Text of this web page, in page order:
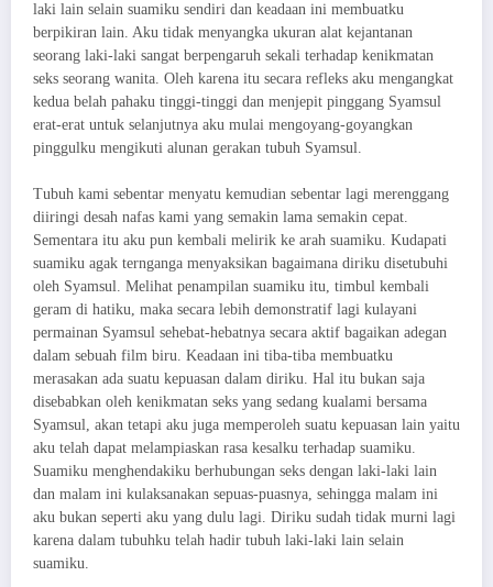
laki lain selain suamiku sendiri dan keadaan ini membuatku
berpikiran lain. Aku tidak menyangka ukuran alat kejantanan
seorang laki-laki sangat berpengaruh sekali terhadap kenikmatan
seks seorang wanita. Oleh karena itu secara refleks aku mengangkat
kedua belah pahaku tinggi-tinggi dan menjepit pinggang Syamsul
erat-erat untuk selanjutnya aku mulai mengoyang-goyangkan
pinggulku mengikuti alunan gerakan tubuh Syamsul.
Tubuh kami sebentar menyatu kemudian sebentar lagi merenggang
diiringi desah nafas kami yang semakin lama semakin cepat.
Sementara itu aku pun kembali melirik ke arah suamiku. Kudapati
suamiku agak ternganga menyaksikan bagaimana diriku disetubuhi
oleh Syamsul. Melihat penampilan suamiku itu, timbul kembali
geram di hatiku, maka secara lebih demonstratif lagi kulayani
permainan Syamsul sehebat-hebatnya secara aktif bagaikan adegan
dalam sebuah film biru. Keadaan ini tiba-tiba membuatku
merasakan ada suatu kepuasan dalam diriku. Hal itu bukan saja
disebabkan oleh kenikmatan seks yang sedang kualami bersama
Syamsul, akan tetapi aku juga memperoleh suatu kepuasan lain yaitu
aku telah dapat melampiaskan rasa kesalku terhadap suamiku.
Suamiku menghendakiku berhubungan seks dengan laki-laki lain
dan malam ini kulaksanakan sepuas-puasnya, sehingga malam ini
aku bukan seperti aku yang dulu lagi. Diriku sudah tidak murni lagi
karena dalam tubuhku telah hadir tubuh laki-laki lain selain
suamiku.